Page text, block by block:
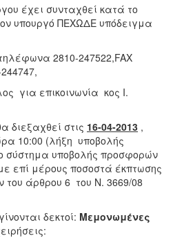
έχει συνταχθεί κατά το
υπουργό ΠΕΧΩΔΕ υπόδειγμα
2810-247522,FAX
για επικοινωνία κος Ι.
διεξαχθεί στις 16-04-2013 ,
10:00 (λήξη υποβολής
σύστημα υποβολής προσφορών
επί μέρους ποσοστά έκπτωσης
του άρθρου 6 του Ν. 3669/08
δεκτοί: Μεμονωμένες